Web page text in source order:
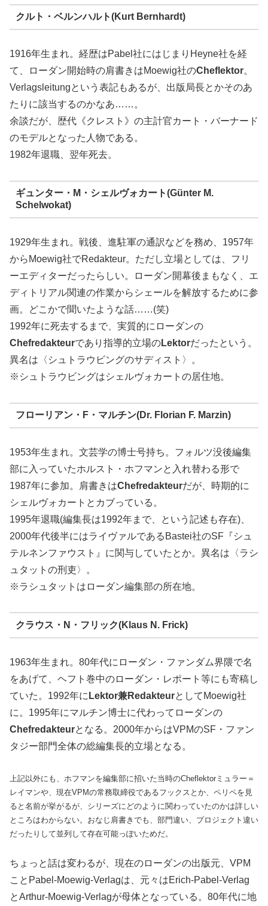
クルト・ベルンハルト(Kurt Bernhardt)
1916年生まれ。経歴はPabel社にはじまりHeyne社を経
て、ローダン開始時の肩書きはMoewig社のCheflektor。
Verlagsleitungという表記もあるが、出版局長とかそのあ
たりに該当するのかなあ……。
余談だが、歴代《クレスト》の主計官カート・バーナード
のモデルとなった人物である。
1982年退職、翌年死去。
ギュンター・M・シェルヴォカート(Günter M.
Schelwokat)
1929年生まれ。戦後、進駐軍の通訳などを務め、1957年
からMoewig社でRedakteur。ただし立場としては、フリ
ーエディターだったらしい。ローダン開幕後まもなく、エ
ディトリアル関連の作業からシェールを解放するために参
画。どこかで聞いたような話……(笑)
1992年に死去するまで、実質的にローダンの
Chefredakteurであり指導的立場のLektorだったという。
異名は〈シュトラウビングのサディスト〉。
※シュトラウビングはシェルヴォカートの居住地。
フローリアン・F・マルチン(Dr. Florian F. Marzin)
1953年生まれ。文芸学の博士号持ち。フォルツ没後編集
部に入っていたホルスト・ホフマンと入れ替わる形で
1987年に参加。肩書きはChefredakteurだが、時期的に
シェルヴォカートとカブっている。
1995年退職(編集長は1992年まで、という記述も存在)、
2000年代後半にはライヴァルであるBastei社のSF『シュ
テルネンファウスト』に関与していたとか。異名は〈ラシ
ュタットの刑吏〉。
※ラシュタットはローダン編集部の所在地。
クラウス・N・フリック(Klaus N. Frick)
1963年生まれ。80年代にローダン・ファンダム界隈で名
をあげて、ヘフト巻中のローダン・レポート等にも寄稿し
ていた。1992年に Lektor兼RedakteurとしてMoewig社
に。1995年にマルチン博士に代わってローダンの
Chefredakteurとなる。2000年からはVPMのSF・ファン
タジー部門全体の総編集長的立場となる。
上記以外にも、ホフマンを編集部に招いた当時のCheflektorミュラー＝
レイマンや、現在VPMの常務取締役であるフックスとか、ペリペを見
ると名前が挙がるが、シリーズにどのように関わっていたのかは詳しい
ところはわからない。おなじ肩書きでも、部門違い、プロジェクト違い
だったりして並列して存在可能っぽいためだ。
ちょっと話は変わるが、現在のローダンの出版元、VPM
ことPabel-Moewig-Verlagは、元々はErich-Pabel-Verlag
とArthur-Moewig-Verlagが母体となっている。80年代に地